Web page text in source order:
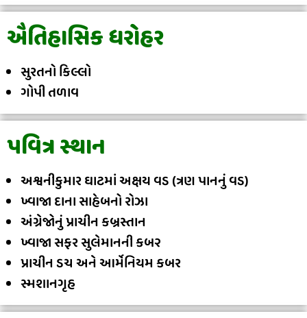
ઐતિહાસિક ધરોહર
સુરતનો કિલ્લો
ગોપી તળાવ
પવિત્ર સ્થાન
અશ્વનીકુમાર ઘાટમાં અક્ષય વડ (ત્રણ પાનનું વડ)
ખ્વાજા દાના સાહેબનો રોઝા
અંગ્રેજોનું પ્રાચીન કબ્રસ્તાન
ખ્વાજા સફર સુલેમાનની કબ૨
પ્રાચીન ડચ અને આર્મેનિયમ કબર
સ્મશાનગૃહ